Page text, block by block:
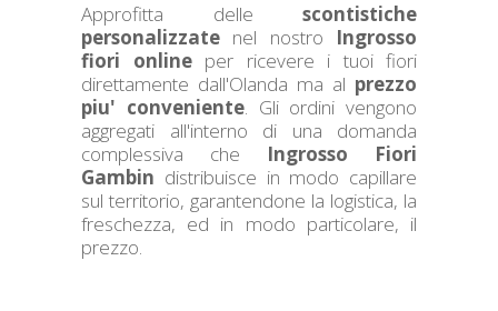
Approfitta delle scontistiche
personalizzate nel nostro Ingrosso
fiori onlineper ricevere i tuoi fiori
direttamente dall'Olanda ma al prezzo
piu' conveniente. Gli ordini vengono
aggregati all'interno di una domanda
complessiva che Ingrosso Fiori
Gambin distribuisce in modo capillare
sul territorio, garantendone la logistica, la
freschezza, ed in modo particolare, il
prezzo.